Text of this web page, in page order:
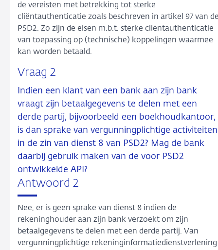
de vereisten met betrekking tot sterke
cliëntauthenticatie zoals beschreven in artikel 97 van
PSD2. Zo zijn de eisen m.b.t. sterke cliëntauthenticatie
van toepassing op (technische) koppelingen waarmee
kan worden betaald.
Vraag 2
Indien een klant van een bank aan zijn bank
vraagt zijn betaalgegevens te delen met een
derde partij, bijvoorbeeld een boekhoudkantoor,
is dan sprake van vergunningplichtige activiteiten
in de zin van dienst 8 van PSD2? Mag de bank
daarbij gebruik maken van de voor PSD2
ontwikkelde API?
Antwoord 2
Nee, er is geen sprake van dienst 8 indien de
rekeninghouder aan zijn bank verzoekt om zijn
betaalgegevens te delen met een derde partij. Van
vergunningplichtige rekeninginformatiedienstverlening